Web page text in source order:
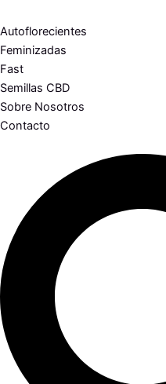
Autoflorecientes
Feminizadas
Fast
Semillas CBD
Sobre Nosotros
Contacto